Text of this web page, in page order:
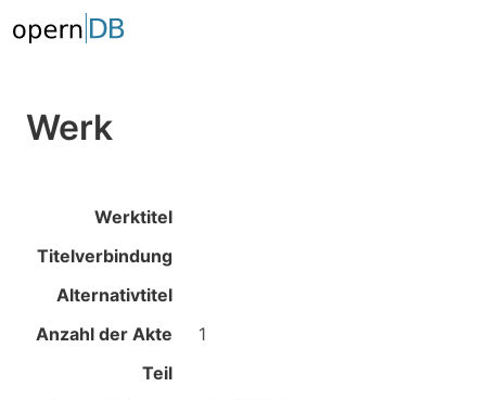
Werk
Werktitel
Titelverbindung
Alternativtitel
Anzahl der Akte
1
Teil